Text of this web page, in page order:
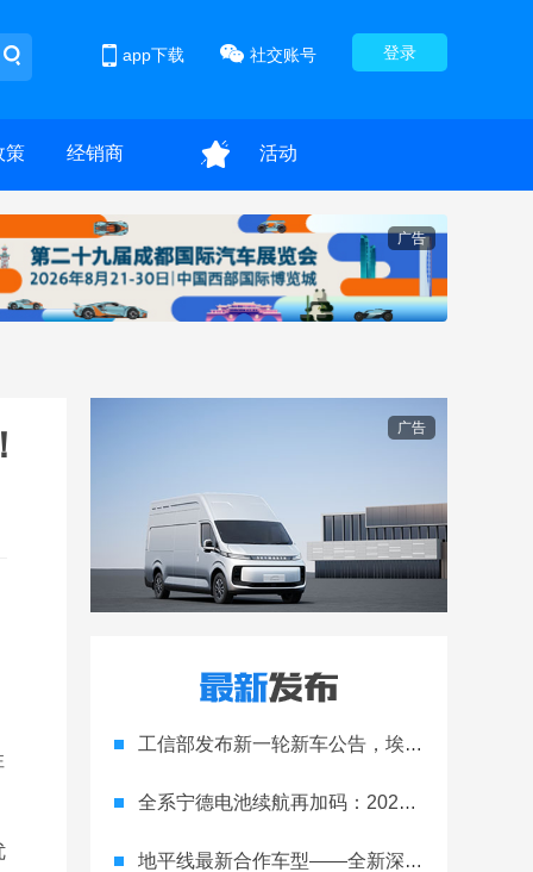
登录
社交账号
app下载
策 经销商 活动
广告
广告
工信部发布新一轮新车公告，埃安Ray 7引发关注
全系宁德电池续航再加码：2027款埃安RT上市，9.98万元起
地平线最新合作车型——全新深蓝S05正式上市！